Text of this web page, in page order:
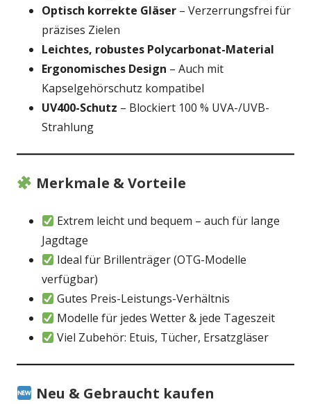
Optisch korrekte Gläser – Verzerrungsfrei für
präzises Zielen
Leichtes, robustes Polycarbonat-Material
Ergonomisches Design – Auch mit
Kapselgehörschutz kompatibel
UV400-Schutz – Blockiert 100 % UVA-/UVB-
Strahlung
Merkmale & Vorteile
Extrem leicht und bequem – auch für lange
Jagdtage
Ideal für Brillenträger (OTG-Modelle
verfügbar)
Gutes Preis-Leistungs-Verhältnis
Modelle für jedes Wetter & jede Tageszeit
Viel Zubehör: Etuis, Tücher, Ersatzgläser
Neu & Gebraucht kaufen